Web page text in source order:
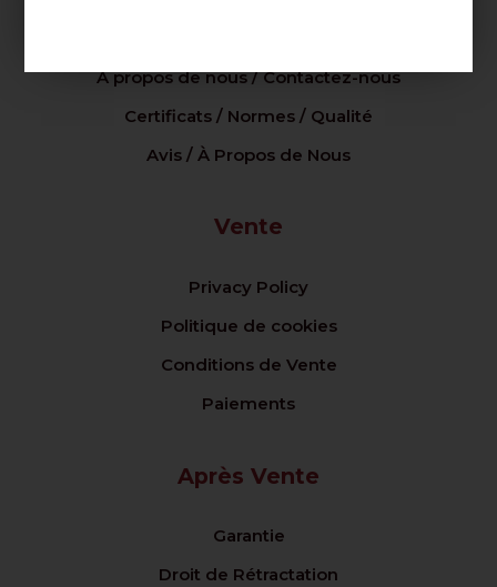
À propos de nous / Contactez-nous
Certificats / Normes / Qualité
Avis / À Propos de Nous
Vente
Privacy Policy
Politique de cookies
Conditions de Vente
Paiements
Après Vente
Garantie
Droit de Rétractation